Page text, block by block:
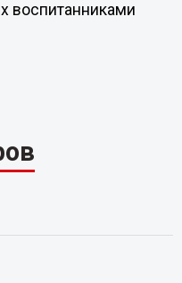
воспитанниками